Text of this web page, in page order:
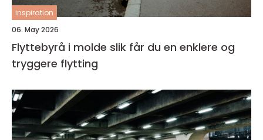
inspiration
06. May 2026
Flyttebyrå i molde slik får du en enklere og
tryggere flytting